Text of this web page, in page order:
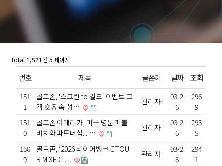
Total 1,571건 5 페이지
번호 제목 글쓴이 날짜 조회
151
1
골프존, '스크린 to 필드‘ 이벤트 고
객 호응 속 성…
관리자
03-2
6
296
9
151
0
골프존 아메리카, 미국 명문 페블
비치와 파트너십... …
관리자
03-2
6
293
5
150
9
골프존, ‘2026 타이어뱅크 GTOU
R MIXED’ …
관리자
03-2
6
294
1